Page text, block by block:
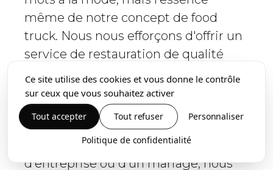
même de notre concept de food
truck. Nous nous efforçons d'offrir un
service de restauration de qualité
supérieure, avec notre camion
servant de cuisine mobile, offrant un
régal culinaire pour les événements
privés à Montreuil-sur-Ille et au-delà.
Qu'il s'agisse d'un événement
d'entreprise ou d'un mariage, nous
Ce site utilise des cookies et vous donne le contrôle
sur ceux que vous souhaitez activer
Tout accepter Tout refuser Personnaliser
Politique de confidentialité